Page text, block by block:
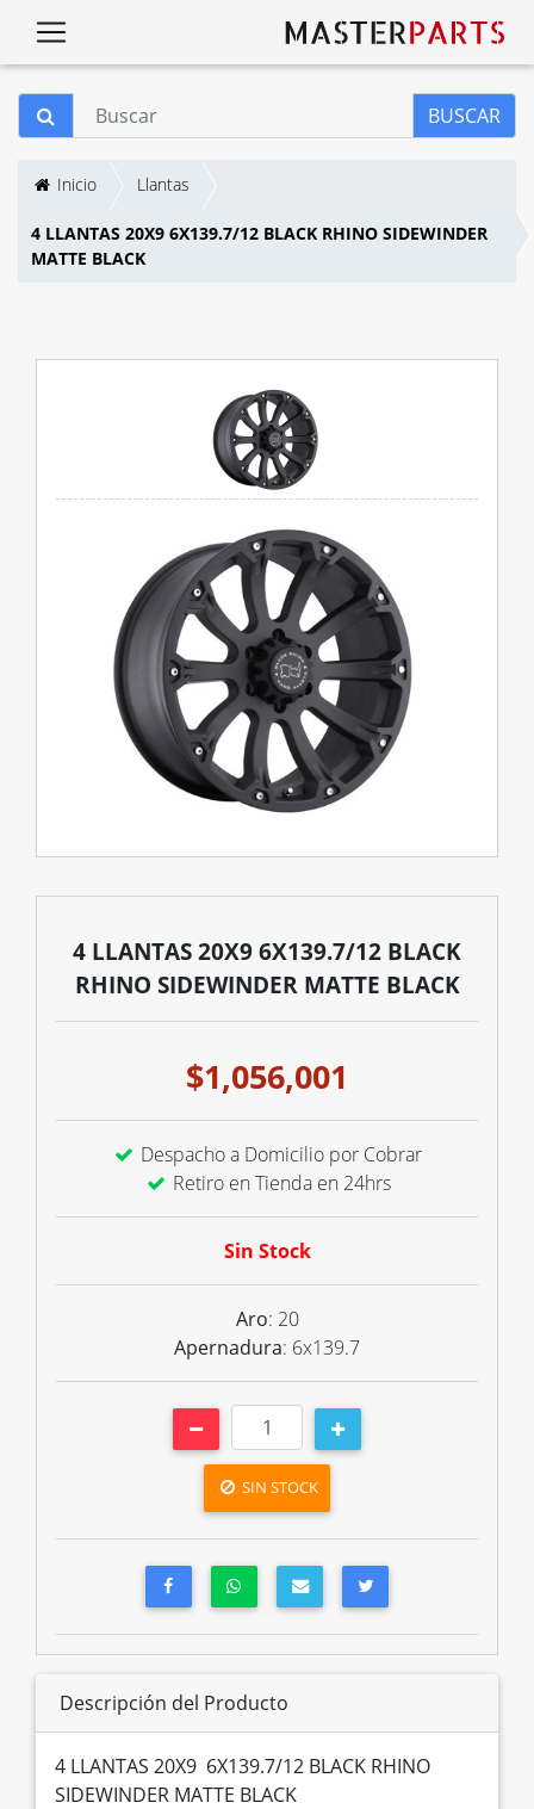
BUSCAR
Inicio Llantas
4 LLANTAS 20X9 6X139.7/12 BLACK RHINO SIDEWINDER
MATTE BLACK
4 LLANTAS 20X9 6X139.7/12 BLACK
RHINO SIDEWINDER MATTE BLACK
$1,056,001
Despacho a Domicilio por Cobrar
Retiro en Tienda en 24hrs
Sin Stock
Aro: 20
Apernadura: 6x139.7
SIN STOCK
Descripción del Producto
4 LLANTAS 20X9 6X139.7/12 BLACK RHINO
SIDEWINDER MATTE BLACK